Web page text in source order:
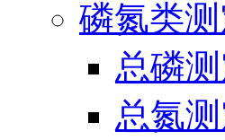
磷氮类
总磷
总氮